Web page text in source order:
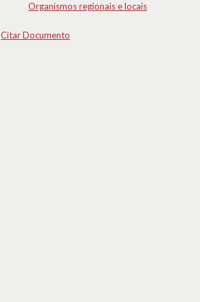
Organismos regionais e locais
Citar Documento